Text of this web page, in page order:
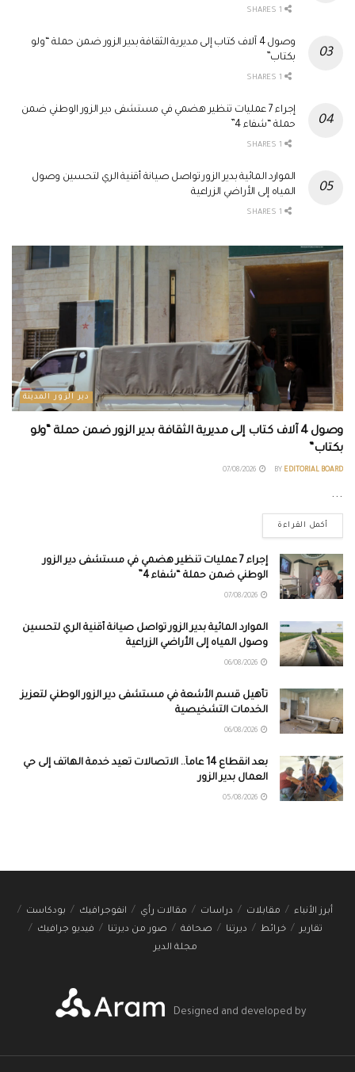
وصول 4 آلاف كتاب إلى مديرية الثقافة بدير الزور ضمن حملة “ولو
بكتاب”
إجراء 7 عمليات تنظير هضمي في مستشفى دير الزور الوطني ضمن
حملة “شفاء 4”
الموارد المائية بدير الزور تواصل صيانة أقنية الري لتحسين وصول
المياه إلى الأراضي الزراعية
دير الزور المدينة
وصول 4 آلاف كتاب إلى مديرية الثقافة بدير الزور ضمن حملة “ولو
بكتاب”
BY EDITORIAL BOARD
...
أكمل القراءة
إجراء 7 عمليات تنظير هضمي في مستشفى دير الزور
الوطني ضمن حملة “شفاء 4”
الموارد المائية بدير الزور تواصل صيانة أقنية الري لتحسين
وصول المياه إلى الأراضي الزراعية
تأهيل قسم الأشعة في مستشفى دير الزور الوطني لتعزيز
الخدمات التشخيصية
بعد انقطاع 14 عاماً.. الاتصالات تعيد خدمة الهاتف إلى حي
العمال بدير الزور
أبرز الأنباء مقابلات دراسات مقالات رأي انفوجرافيك
بودكاست
تقارير
خرائط ديرتنا صحافة صور من ديرتنا
فيديو جرافيك
مجلة الدير
Designed and developed by